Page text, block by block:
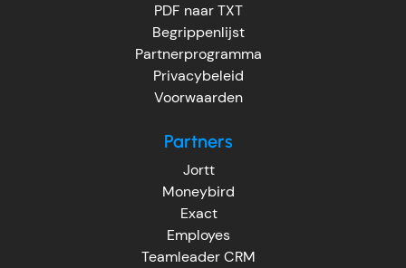
PDF naar TXT
Begrippenlijst
Partnerprogramma
Privacybeleid
Voorwaarden
Partners
Jortt
Moneybird
Exact
Employes
Teamleader CRM